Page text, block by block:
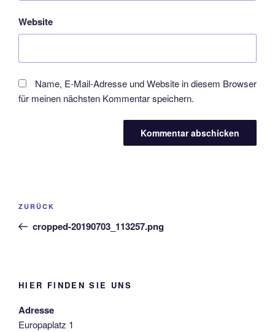
Website
Name, E-Mail-Adresse und Website in diesem Browser
für meinen nächsten Kommentar speichern.
Beitragsnavigation
Vorheriger
Beitrag
ZURÜCK
cropped-20190703_113257.png
HIER FINDEN SIE UNS
Adresse
Europaplatz 1